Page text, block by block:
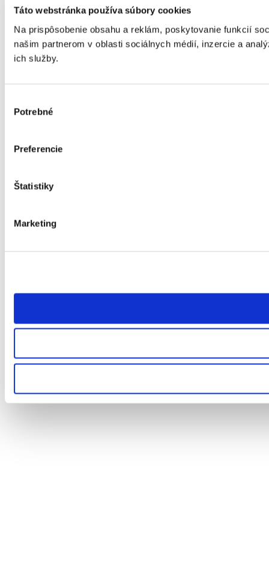
Táto webstránka používa súbory cookies
Na prispôsobenie obsahu a reklám, poskytovanie funkcií
našim partnerom v oblasti sociálnych médií, inzercie a
ich služby.
súhlasu
Potrebné
Preferencie
Štatistiky
Marketing